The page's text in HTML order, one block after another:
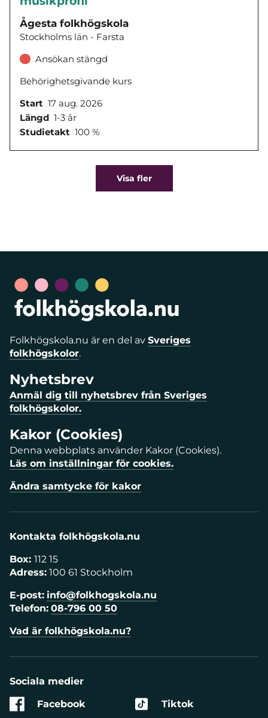
Ågesta folkhögskola
Stockholms län - Farsta
Ansökan stängd
Behörighetsgivande kurs
Start 17 aug. 2026
Längd 1-3 år
Studietakt 100 %
Visa fler
Folkhögskola.nu är en del av Sveriges
folkhögskolor.
Nyhetsbrev
Anmäl dig till nyhetsbrev från Sveriges
folkhögskolor.
Kakor (Cookies)
Denna webbplats använder Kakor (Cookies).
Läs om inställningar för cookies.
Ändra samtycke för kakor
Kontakta folkhögskola.nu
Box: 112 15
Adress: 100 61 Stockholm
E-post: info@folkhogskola.nu
Telefon: 08-796 00 50
Vad är folkhögskola.nu?
Sociala medier
Facebook
Tiktok